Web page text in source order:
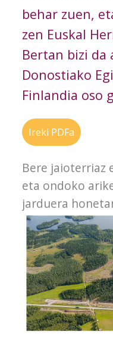
behar zuen,
zen Euskal
Bertan bizi da
Donostiako
Finlandia oso
Ireki PDFa
Bere jaioterriaz
eta ondoko
jarduera